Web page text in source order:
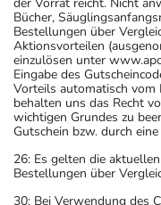
Bücher,
Bestellungen über
Aktionsvorteilen
einzulösen unter
Eingabe des
Vorteils automatisch vom
behalten uns das Recht
wichtigen Grundes zu
Gutschein bzw. durch
26: Es gelten die aktuellen
Bestellungen über
30: Bei Verwendung des